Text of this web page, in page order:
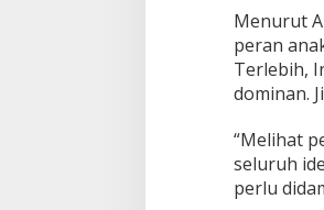
Menurut
peran
Terlebih,
dominan.
“Melihat
seluruh
perlu